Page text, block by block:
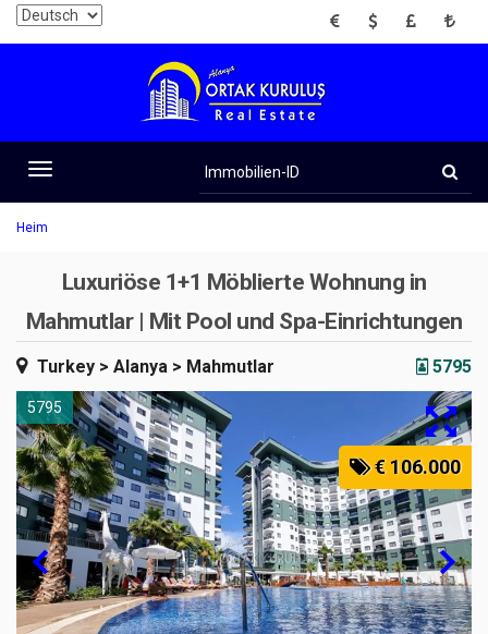
EUR USD GBP TRY
Toggle
navigation
ID
Heim
Luxuriöse 1+1 Möblierte Wohnung in
Mahmutlar | Mit Pool und Spa-Einrichtungen
Turkey > Alanya > Mahmutlar 5795
5795
€ 106.000